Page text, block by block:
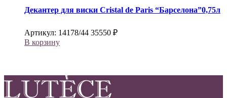
Декантер для виски Cristal de Paris “Барселона”0,75л
Артикул: 14178/44 35550 ₽
В корзину